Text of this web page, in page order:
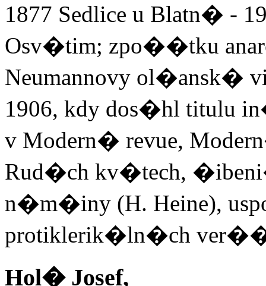
1877 Sedlice u Blatn� -
Osv�tim; zpo��tku
Neumannovy ol�ansk�
1906, kdy dos�hl titulu
v Modern� revue,
Rud�ch kv�tech,
n�m�iny (H. Heine),
protiklerik�ln�ch
Hol� Josef,